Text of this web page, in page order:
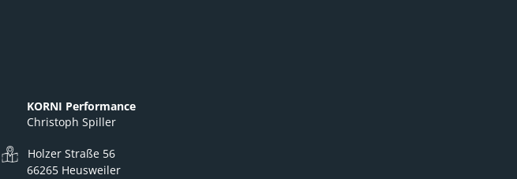
KORNI Performance
Christoph Spiller
Holzer Straße 56
66265 Heusweiler